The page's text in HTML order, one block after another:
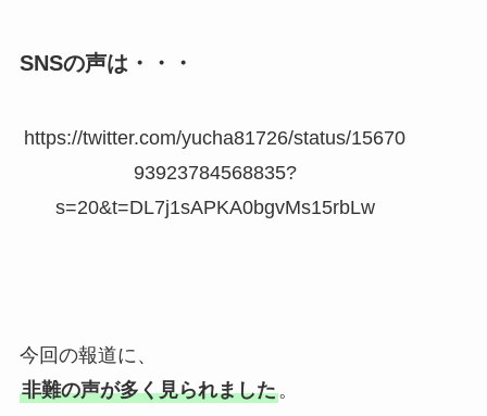
SNSの声は・・・
https://twitter.com/yucha81726/status/15670
93923784568835?
s=20&t=DL7j1sAPKA0bgvMs15rbLw
今回の報道に、
非難の声が多く見られました。